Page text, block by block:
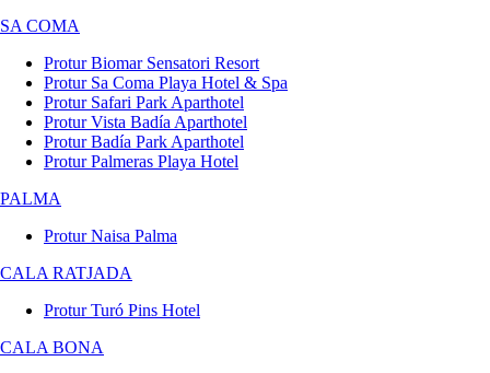
SA COMA
Protur Biomar Sensatori Resort
Protur Sa Coma Playa Hotel & Spa
Protur Safari Park Aparthotel
Protur Vista Badía Aparthotel
Protur Badía Park Aparthotel
Protur Palmeras Playa Hotel
PALMA
Protur Naisa Palma
CALA RATJADA
Protur Turó Pins Hotel
CALA BONA